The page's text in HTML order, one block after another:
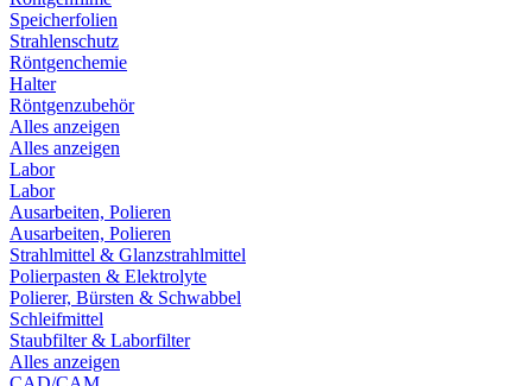
Speicherfolien
Strahlenschutz
Röntgenchemie
Halter
Röntgenzubehör
Alles anzeigen
Alles anzeigen
Labor
Labor
Ausarbeiten, Polieren
Ausarbeiten, Polieren
Strahlmittel & Glanzstrahlmittel
Polierpasten & Elektrolyte
Polierer, Bürsten & Schwabbel
Schleifmittel
Staubfilter & Laborfilter
Alles anzeigen